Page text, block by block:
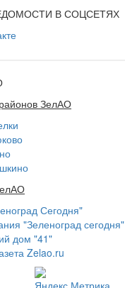
В СОЦСЕТЯХ
ЗелАО
Сегодня"
"Зеленоград сегодня"
дом "41"
Zelao.ru